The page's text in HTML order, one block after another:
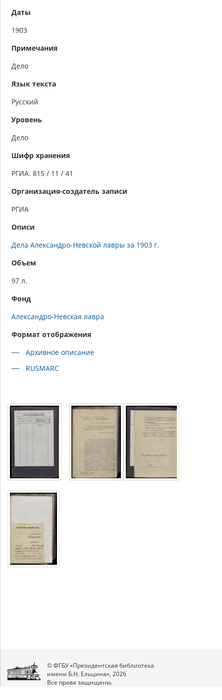
Даты
1903
Примечания
Дело
Язык текста
Русский
Уровень
Дело
Шифр хранения
РГИА. 815 / 11 / 41
Организация-создатель записи
РГИА
Описи
Дела Александро-Невской лавры за 1903 г.
Объем
97 л.
Фонд
Александро-Невская лавра
Формат отображения
Архивное описание
RUSMARC
© ФГБУ «Президентская библиотека
имени Б.Н. Ельцина», 2026
Все права защищены.